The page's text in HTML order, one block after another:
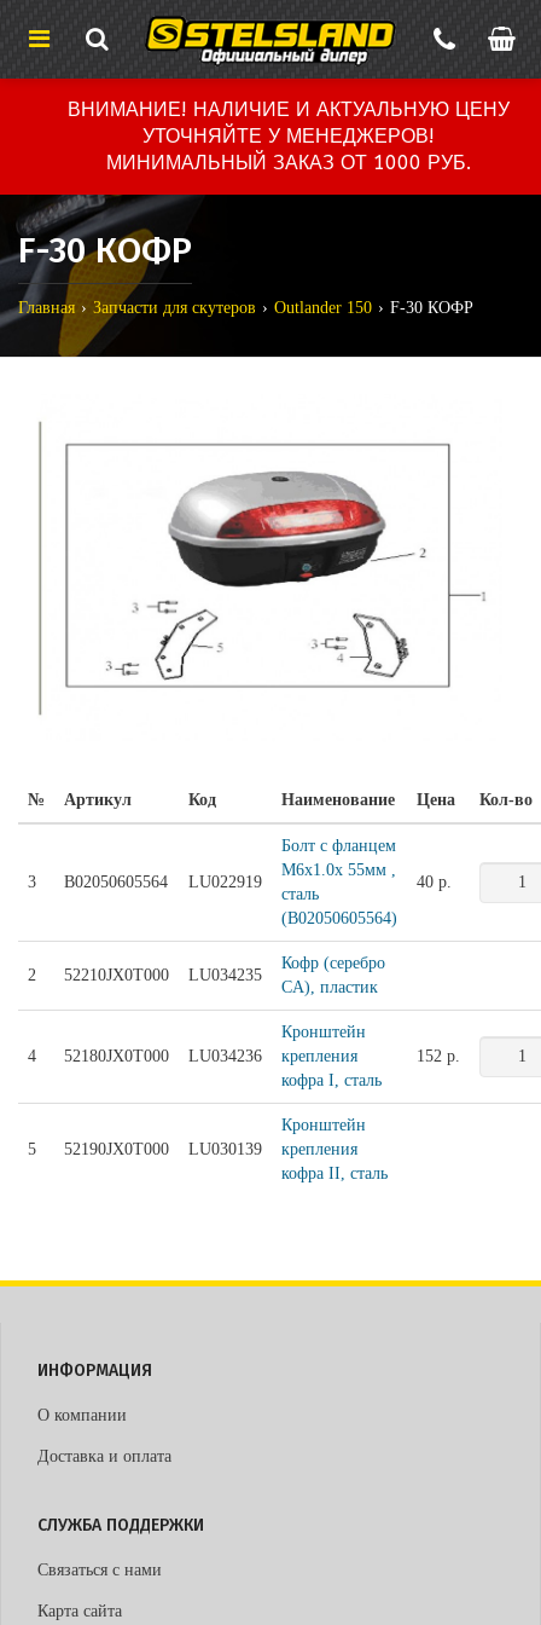
ВНИМАНИЕ! НАЛИЧИЕ И АКТУАЛЬНУЮ ЦЕНУ
УТОЧНЯЙТЕ У МЕНЕДЖЕРОВ!
МИНИМАЛЬНЫЙ ЗАКАЗ ОТ 1000 РУБ.
F-30 КОФР
Главная Запчасти для скутеров Outlander 150 F-30 КОФР
№ Артикул Код Наименование Цена Кол-во
3 B02050605564 LU022919
Болт с фланцем
M6x1.0x 55мм ,
сталь
(B02050605564)
40 р.
2 52210JX0T000 LU034235
Кофр (серебро
CA), пластик
4 52180JX0T000 LU034236
Кронштейн
крепления
кофра I, сталь
152 р.
5 52190JX0T000 LU030139
Кронштейн
крепления
кофра II, сталь
ИНФОРМАЦИЯ
О компании
Доставка и оплата
СЛУЖБА ПОДДЕРЖКИ
Связаться с нами
Карта сайта